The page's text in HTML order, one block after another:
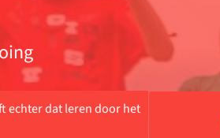
echter dat leren door het